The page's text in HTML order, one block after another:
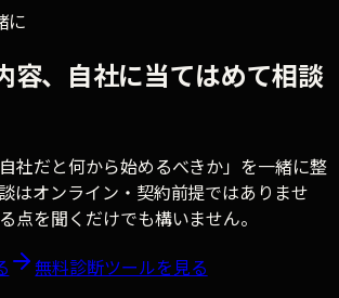
に
容、自社に当てはめて相談
自社だと何から始めるべきか」を一緒に整
はオンライン・契約前提ではありませ
点を聞くだけでも構いません。
無料診断ツールを見る